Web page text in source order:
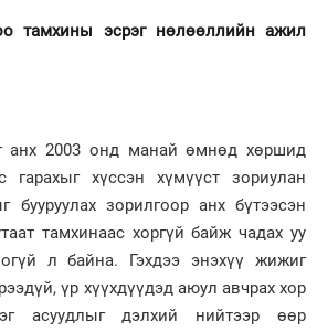
тамхины эсрэг нөлөөллийн ажил
анх 2003 онд манай өмнөд хөршид
гарахыг хүссэн хүмүүст зориулан
бууруулах зорилгоор анх бүтээсэн
тамхинаас хоргүй байж чадах уу
л байна. Гэхдээ энэхүү жижиг
үр хүүхдүүдэд аюул авчрах хор
асуудлыг дэлхий нийтээр өөр